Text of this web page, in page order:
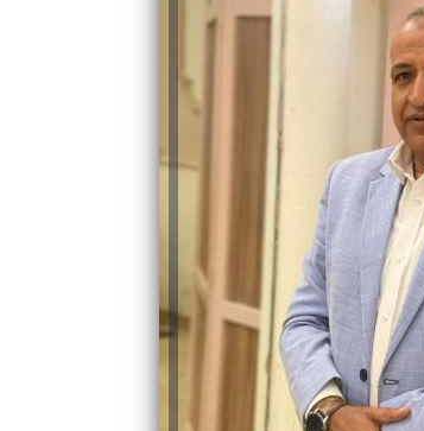
الدواء المصرية يشن حملة رقابية مكبرة والحنجرة ينجح في استئصال ورم خبيث